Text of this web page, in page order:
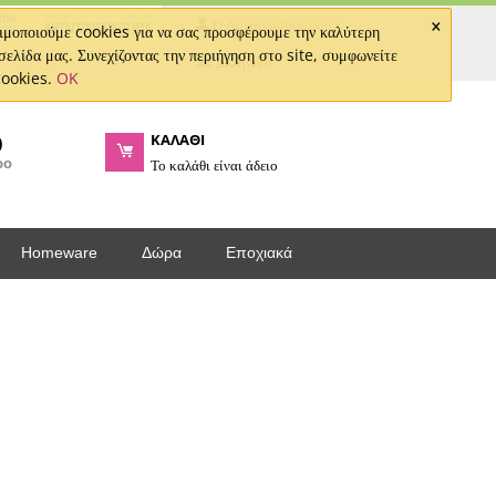
×
cookies για να σας προσφέρουμε την καλύτερη
μας. Συνεχίζοντας την περιήγηση στο site, συμφωνείτε
OK
Ο Λογαριασμός μου
Ελληνικά
ΚΑΛΑΘΙ
Το καλάθι είναι άδειο
Homeware Δώρα Εποχιακά